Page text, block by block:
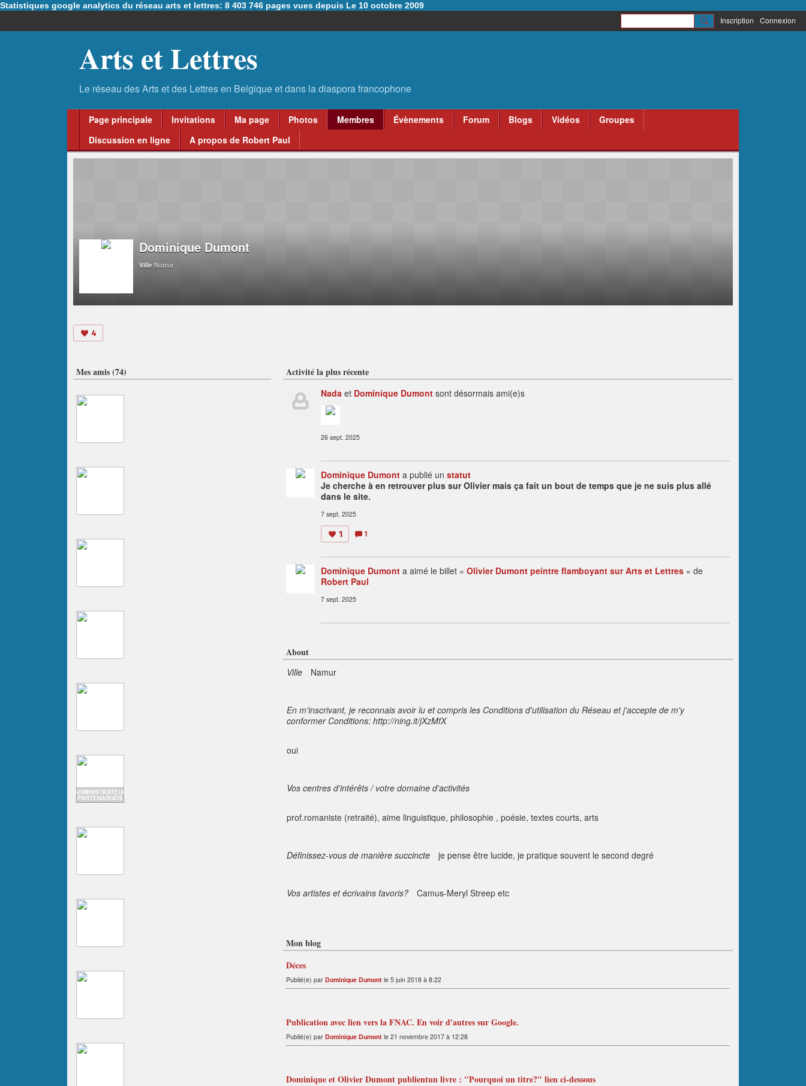
Statistiques google analytics du réseau arts et lettres: 8 403 746 pages vues depuis Le 10 octobre 2009
Inscription Connexion
Arts et Lettres
Page principale Invitations Ma page Photos Membres Évènements Forum Blogs Vidéos
Groupes
Discussion en ligne
A propos de Robert Paul
Dominique Dumont
Ville Namur
4
Activité la plus récente
Nada et Dominique Dumont sont désormais ami(e)s
26 sept. 2025
Dominique Dumont a publié un statut
Je cherche à en retrouver plus sur Olivier mais ça fait un bout de temps que je ne suis plus allé
dans le site.
7 sept. 2025
1
m
e
nt
ai
s
1
Dominique Dumont a aimé le billet « Olivier Dumont peintre flamboyant sur Arts et Lettres » de
Robert Paul
7 sept. 2025
About
Ville Namur
En m'inscrivant, je reconnais avoir lu et compris les Conditions d'utilisation du Réseau et j'accepte de m'y
conformer Conditions: http://ning.it/jXzMfX
oui
Vos centres d'intérêts / votre domaine d'activités
prof.romaniste (retraité), aime linguistique, philosophie , poésie, textes courts, arts
Définissez-vous de manière succincte je pense être lucide, je pratique souvent le second degré
Vos artistes et écrivains favoris? Camus-Meryl Streep etc
Mon blog
Déces
Publié(e) par Dominique Dumont le 5 juin 2018 à 8:22
Publication avec lien vers la FNAC. En voir d'autres sur Google.
Publié(e) par Dominique Dumont le 21 novembre 2017 à 12:28
Dominique et Olivier Dumont publientun livre : "Pourquoi un titre?" lien ci-dessous
Mes amis (74)
ADMINISTRATEUR
PARTENARIATS